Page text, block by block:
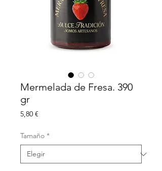
Mermelada de Fresa. 390
gr
5,80 €
Tamaño *